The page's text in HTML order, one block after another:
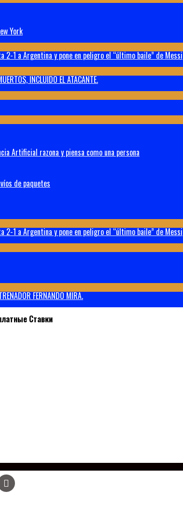
York
2-1 a Argentina y pone en peligro el “último baile” de Messi
INCLUIDO EL ATACANTE.
Artificial razona y piensa como una persona
de paquetes
2-1 a Argentina y pone en peligro el “último baile” de Messi
FERNANDO MIRA.
Ставки